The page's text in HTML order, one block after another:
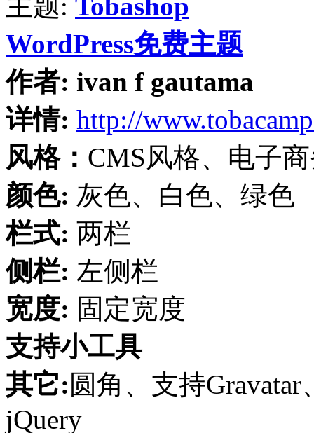
WordPress免费主题
作者: ivan f gautama
详情: http://
风格： CMS风格、电子
颜色: 灰色、白色、绿色
栏式: 两栏
侧栏: 左侧栏
宽度: 固定宽度
支持小工具
其它:圆角、支持
jQuery